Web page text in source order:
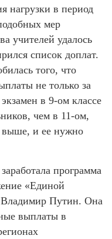
нагрузки в период
мер
учителей удалось
список доплат.
того, что
не только за
в 9-ом классе
чем в 11-ом,
выше, и ее нужно
программа
«Единой
Владимир Путин. Она
выплаты в